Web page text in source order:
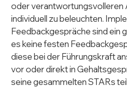
oder verantwortungsvolleren
individuell zu beleuchten.
Feedbackgespräche sind ein
es keine festen
diese bei der Führungskraft
vor oder direkt in
seine gesammelten STARs